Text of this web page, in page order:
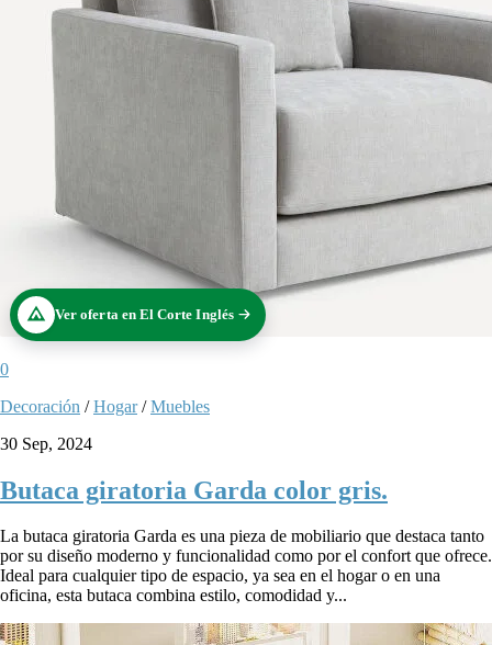
Ver oferta en El Corte Inglés
0
Decoración /Hogar/Muebles
30 Sep, 2024
Butaca giratoria Garda color gris.
La butaca giratoria Garda es una pieza de mobiliario que destaca tanto
por su diseño moderno y funcionalidad como por el confort que ofrece.
Ideal para cualquier tipo de espacio, ya sea en el hogar o en una
oficina, esta butaca combina estilo, comodidad y...